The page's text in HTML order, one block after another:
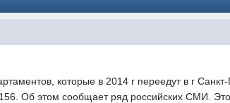
которые в 2014 г переедут в г
Об этом сообщает ряд российских СМИ.